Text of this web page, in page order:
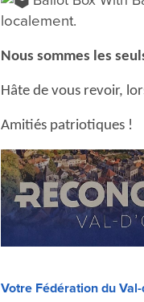
localement.
Nous sommes les
Hâte de vous revoir,
Amitiés patriotiques !
Votre Fédération du